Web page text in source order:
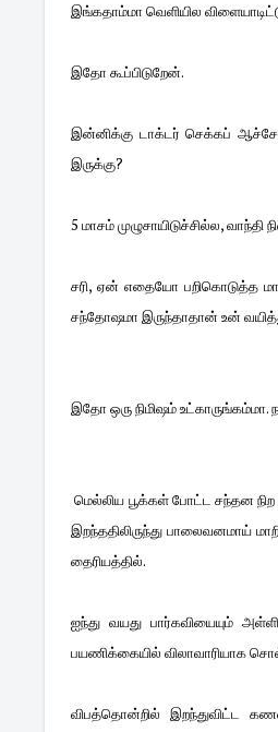
இங்கதாம்மா வெளியில
இதோ கூப்பிடுறேன்.
இன்னிக்கு டாக்டர் செக்கப் ஆச்சே.
இருக்கு?
5 மாசம் முழுசாயிடுச்சில்ல, வாந்தி
சரி, ஏன் எதையோ பறிகொடுத்த
சந்தோஷமா இருந்தாதான் உன்
இதோ ஒரு நிமிஷம் உட்காருங்கம்மா.
மெல்லிய பூக்கள் போட்ட சந்தன
இறந்ததிலிருந்து பாலைவனமாய்
தைரியத்தில்.
ஐந்து வயது பார்கவியையும்
பயணிக்கையில் விலாவாரியாக
விபத்தொன்றில் இறந்துவிட்ட